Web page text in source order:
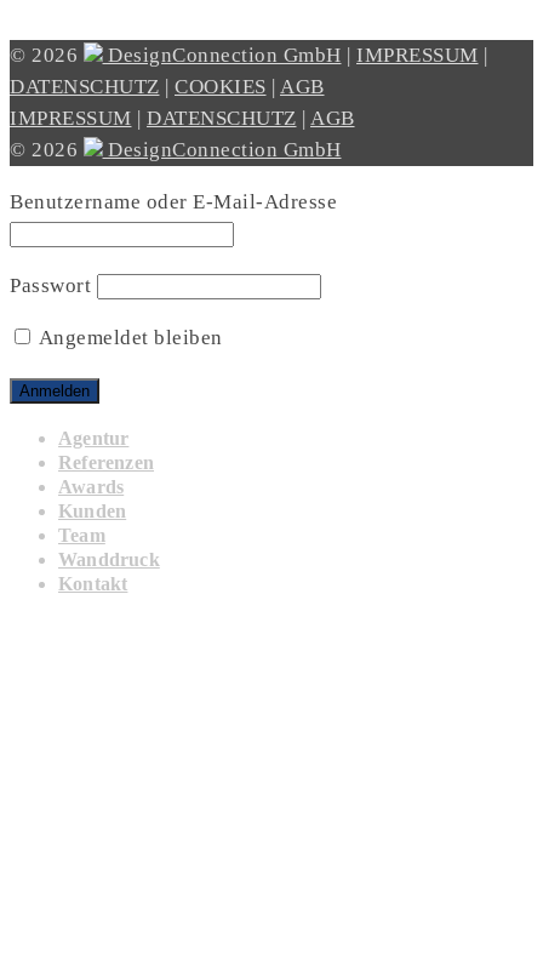
© 2026 DesignConnection GmbH IMPRESSUM
DATENSCHUTZ
COOKIES
AGB
IMPRESSUM
DATENSCHUTZ
AGB
© 2026
DesignConnection GmbH
Benutzername oder E-Mail-Adresse
Passwort
Angemeldet bleiben
Agentur
Referenzen
Awards
Kunden
Team
Wanddruck
Kontakt